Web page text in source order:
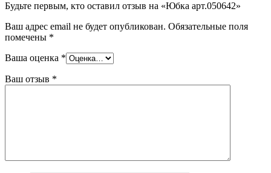
Будьте первым, кто оставил отзыв на «Юбка арт.050642»
Ваш адрес email не будет опубликован. Обязательные поля
помечены *
Ваша оценка *
Ваш отзыв *